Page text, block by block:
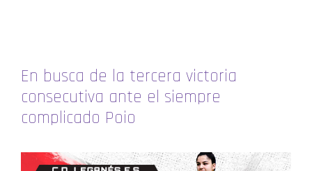
En busca de la tercera victoria
consecutiva ante el siempre
complicado Poio